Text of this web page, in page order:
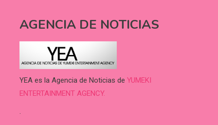
AGENCIA DE NOTICIAS
YEA es la Agencia de Noticias de YUMEKI
ENTERTAINMENT AGENCY.
.